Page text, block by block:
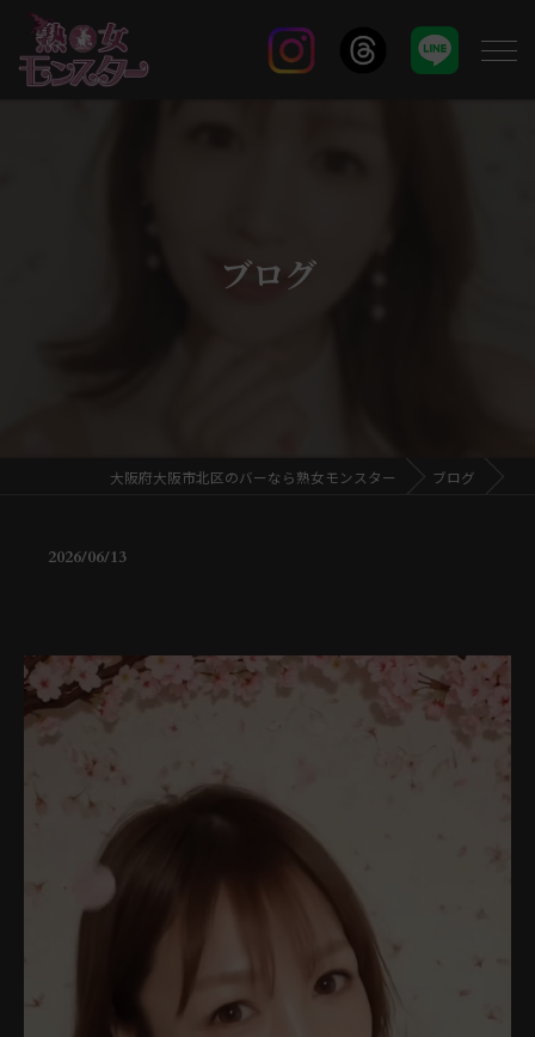
ブログ
大阪府大阪市北区のバーなら熟女モンスター ブログ
2026/06/13